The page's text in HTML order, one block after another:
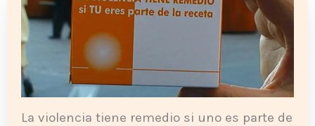
La violencia tiene remedio si uno es parte de